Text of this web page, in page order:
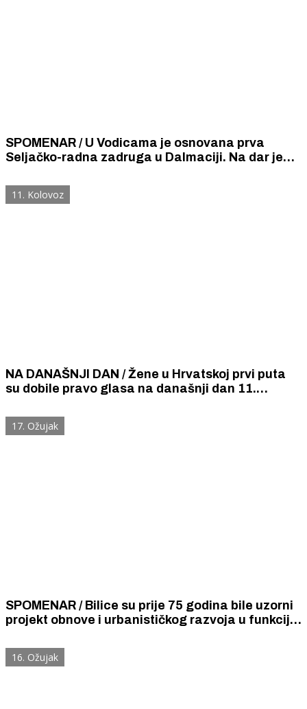
SPOMENAR / U Vodicama je osnovana prva
Seljačko-radna zadruga u Dalmaciji. Na dar je
kukuruz.
11. Kolovoz
NA DANAŠNJI DAN / Žene u Hrvatskoj prvi puta
su dobile pravo glasa na današnji dan 11.
17. Ožujak
SPOMENAR / Bilice su prije 75 godina bile uzorni
projekt obnove i urbanističkog razvoja u funkciji
16. Ožujak